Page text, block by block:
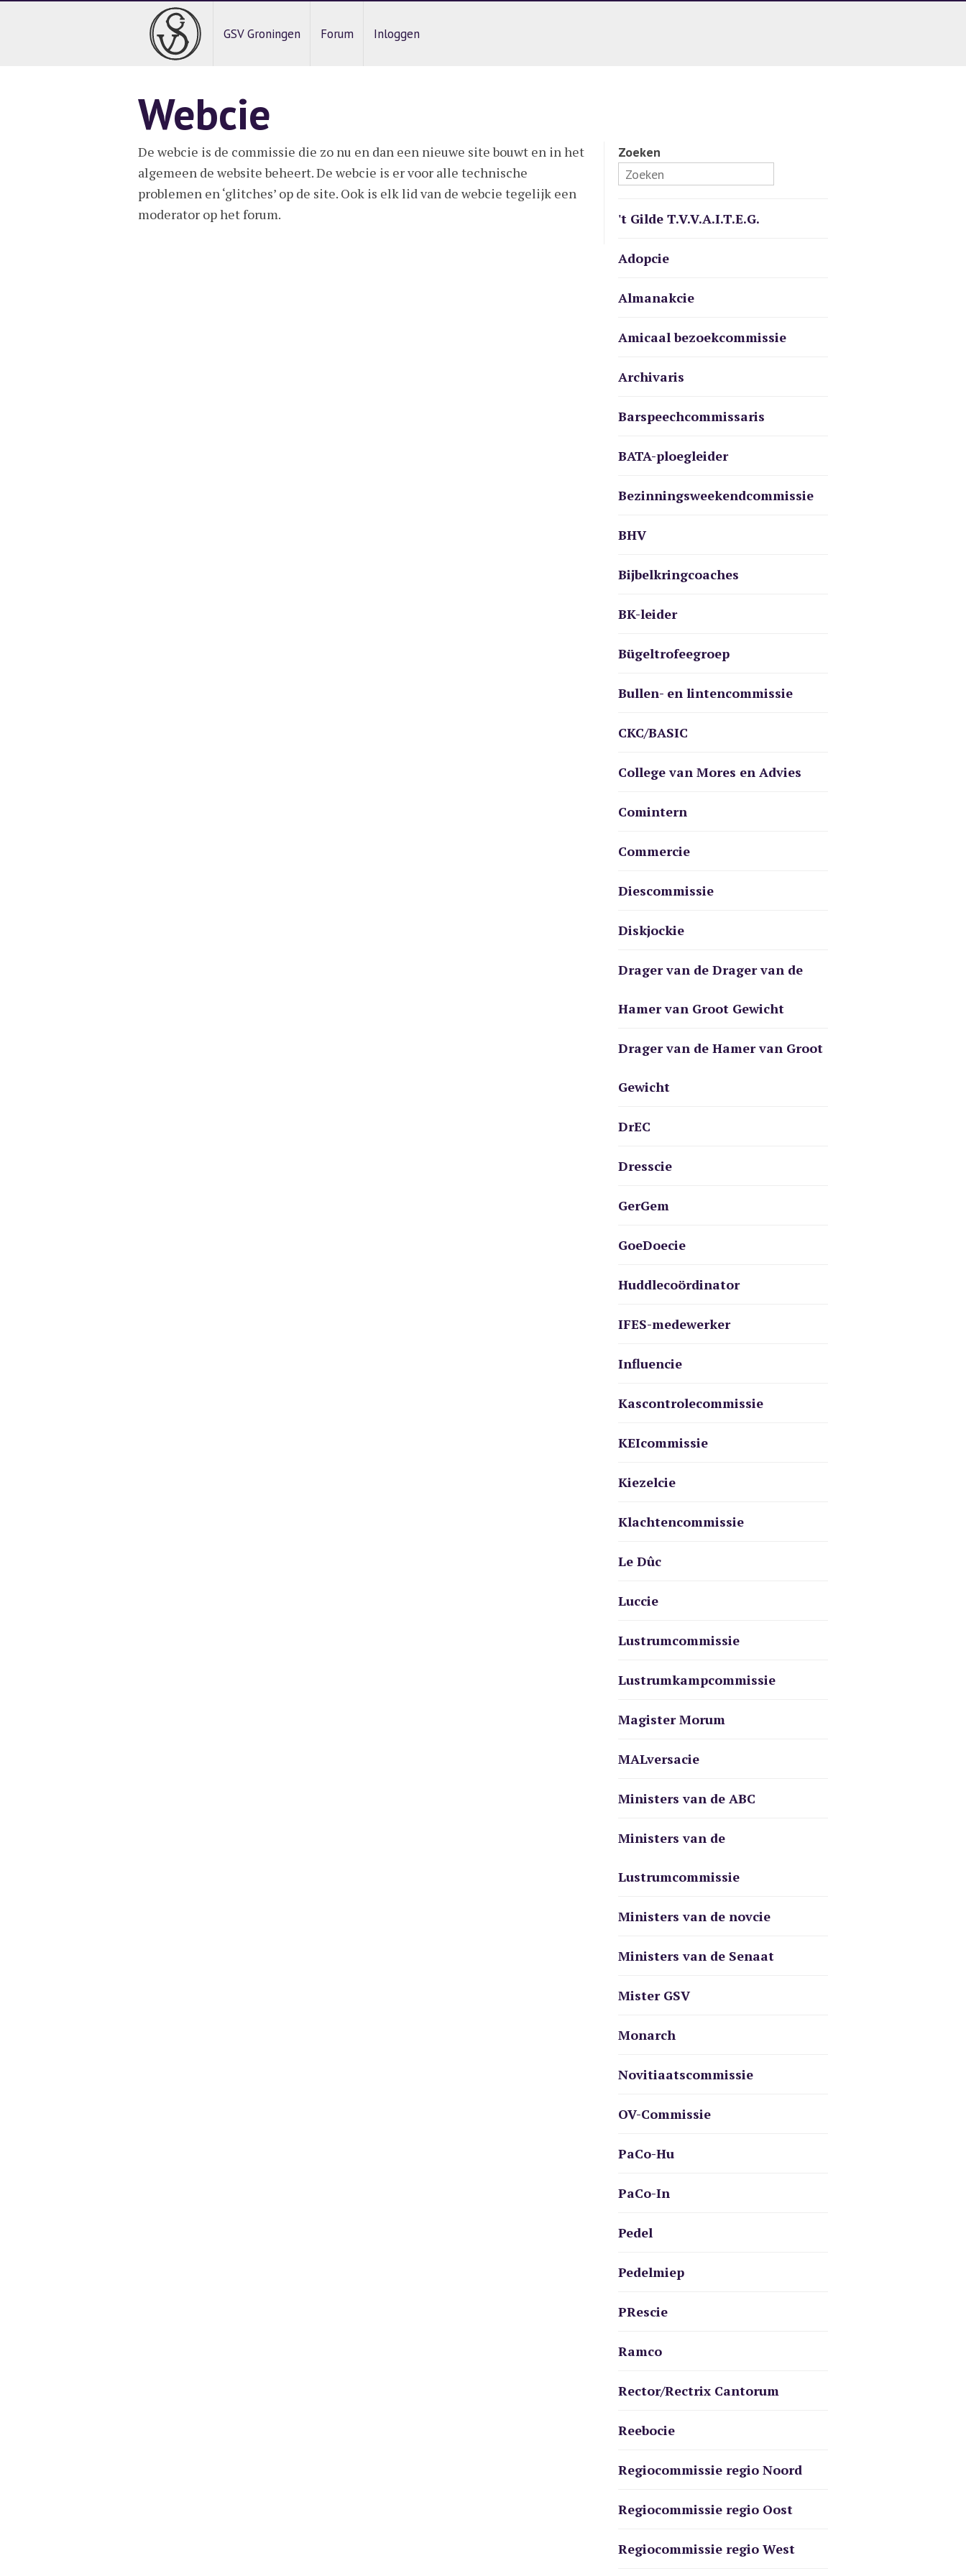
GSV Groningen Forum Inloggen
Webcie
De webcie is de commissie die zo nu en dan een nieuwe site bouwt en in het
algemeen de website beheert. De webcie is er voor alle technische
problemen en ‘glitches’ op de site. Ook is elk lid van de webcie tegelijk een
moderator op het forum.
Zoeken
't Gilde T.V.V.A.I.T.E.G.
Adopcie
Almanakcie
Amicaal bezoekcommissie
Archivaris
Barspeechcommissaris
BATA-ploegleider
Bezinningsweekendcommissie
BHV
Bijbelkringcoaches
BK-leider
Bügeltrofeegroep
Bullen- en lintencommissie
CKC/BASIC
College van Mores en Advies
Comintern
Commercie
Diescommissie
Diskjockie
Drager van de Drager van de
Hamer van Groot Gewicht
Drager van de Hamer van Groot
Gewicht
DrEC
Dresscie
GerGem
GoeDoecie
Huddlecoördinator
IFES-medewerker
Influencie
Kascontrolecommissie
KEIcommissie
Kiezelcie
Klachtencommissie
Le Dûc
Luccie
Lustrumcommissie
Lustrumkampcommissie
Magister Morum
MALversacie
Ministers van de ABC
Ministers van de
Lustrumcommissie
Ministers van de novcie
Ministers van de Senaat
Mister GSV
Monarch
Novitiaatscommissie
OV-Commissie
PaCo-Hu
PaCo-In
Pedel
Pedelmiep
PRescie
Ramco
Rector/Rectrix Cantorum
Reebocie
Regiocommissie regio Noord
Regiocommissie regio Oost
Regiocommissie regio West